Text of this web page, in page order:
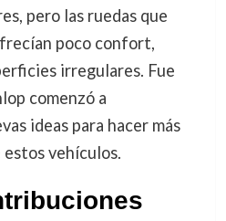
pero las ruedas que
poco confort,
irregulares. Fue
comenzó a
ideas para hacer más
vehículos.